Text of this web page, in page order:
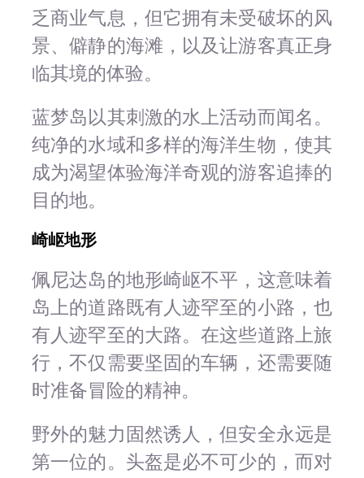
乏商业气息，但它拥有未受破坏的风
景、僻静的海滩，以及让游客真正身
临其境的体验。
蓝梦岛以其刺激的水上活动而闻名。
纯净的水域和多样的海洋生物，使其
成为渴望体验海洋奇观的游客追捧的
目的地。
崎岖地形
佩尼达岛的地形崎岖不平，这意味着
岛上的道路既有人迹罕至的小路，也
有人迹罕至的大路。在这些道路上旅
行，不仅需要坚固的车辆，还需要随
时准备冒险的精神。
野外的魅力固然诱人，但安全永远是
第一位的。头盔是必不可少的，而对